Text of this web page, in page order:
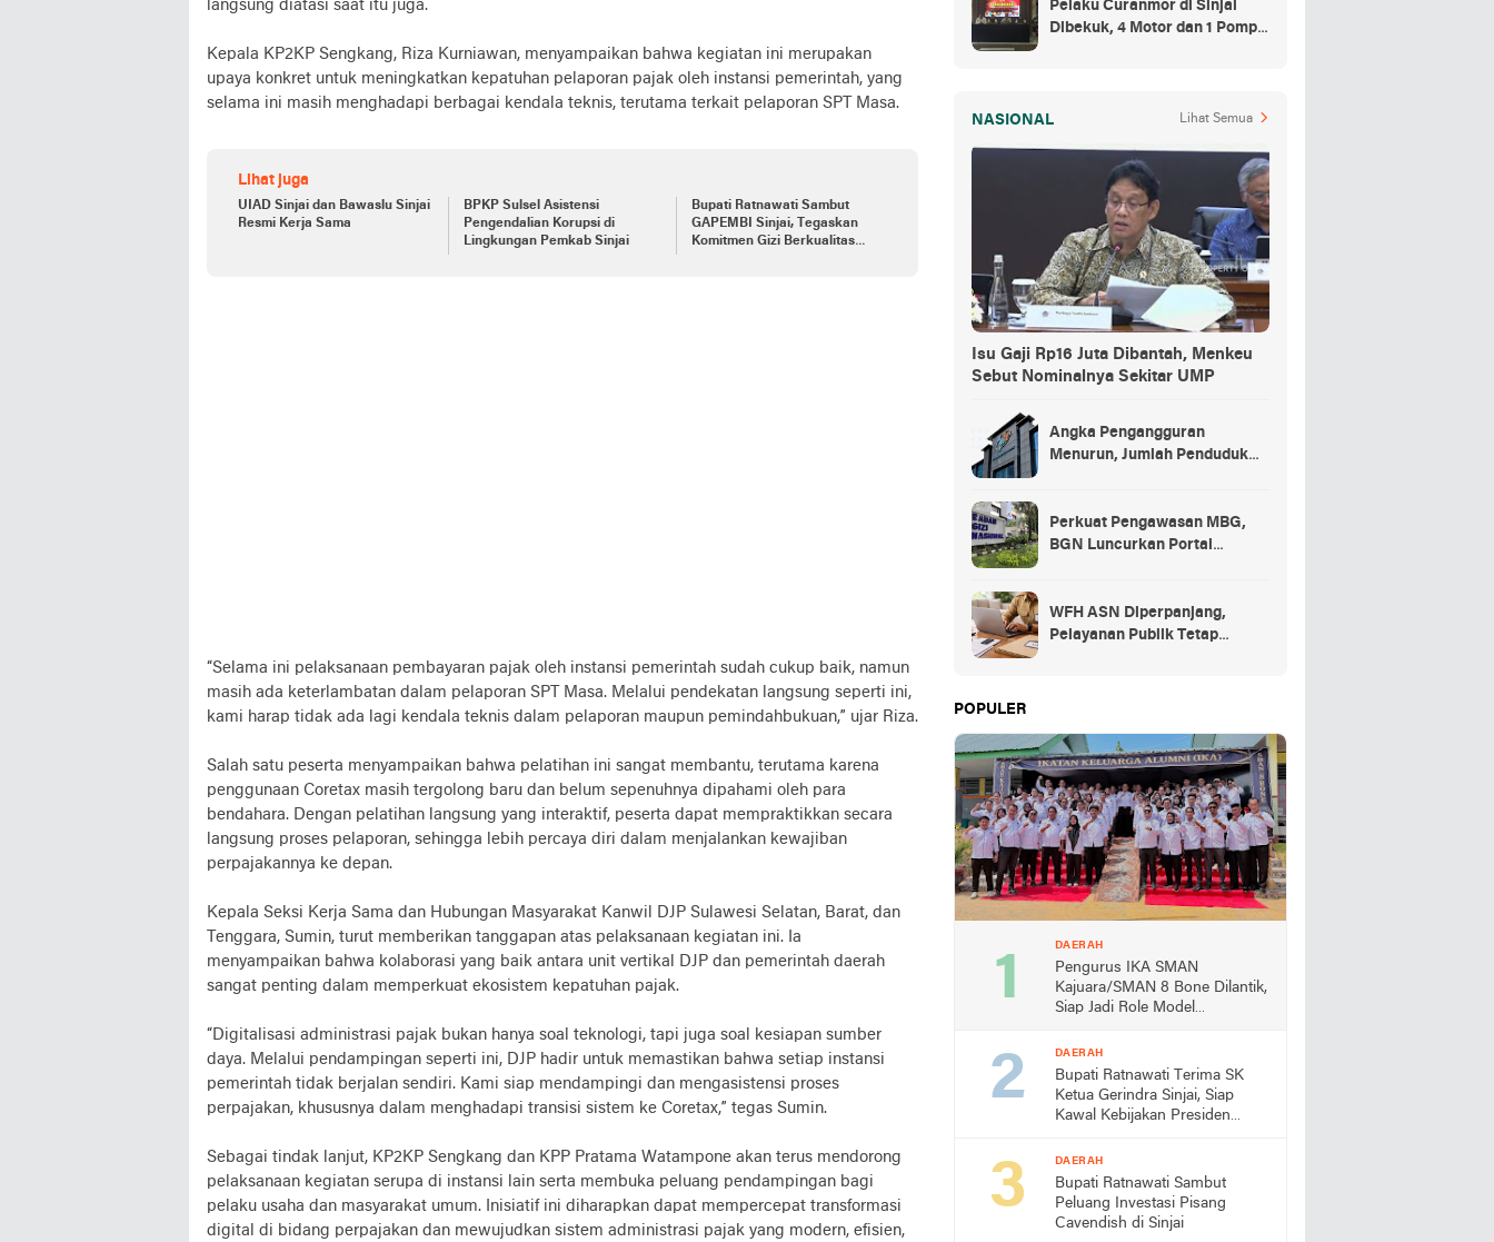
langsung diatasi saat itu juga.
Kepala KP2KP Sengkang, Riza Kurniawan, menyampaikan bahwa kegiatan ini merupakan
upaya konkret untuk meningkatkan kepatuhan pelaporan pajak oleh instansi pemerintah, yang
selama ini masih menghadapi berbagai kendala teknis, terutama terkait pelaporan SPT Masa.
Lihat juga
UIAD Sinjai dan Bawaslu Sinjai
Resmi Kerja Sama
BPKP Sulsel Asistensi
Pengendalian Korupsi di
Lingkungan Pemkab Sinjai
Bupati Ratnawati Sambut
GAPEMBI Sinjai, Tegaskan
Komitmen Gizi Berkualitas
“Selama ini pelaksanaan pembayaran pajak oleh instansi pemerintah sudah cukup baik, namun
masih ada keterlambatan dalam pelaporan SPT Masa. Melalui pendekatan langsung seperti ini,
kami harap tidak ada lagi kendala teknis dalam pelaporan maupun pemindahbukuan,” ujar Riza.
Salah satu peserta menyampaikan bahwa pelatihan ini sangat membantu, terutama karena
penggunaan Coretax masih tergolong baru dan belum sepenuhnya dipahami oleh para
bendahara. Dengan pelatihan langsung yang interaktif, peserta dapat mempraktikkan secara
langsung proses pelaporan, sehingga lebih percaya diri dalam menjalankan kewajiban
perpajakannya ke depan.
Kepala Seksi Kerja Sama dan Hubungan Masyarakat Kanwil DJP Sulawesi Selatan, Barat, dan
Tenggara, Sumin, turut memberikan tanggapan atas pelaksanaan kegiatan ini. Ia
menyampaikan bahwa kolaborasi yang baik antara unit vertikal DJP dan pemerintah daerah
sangat penting dalam memperkuat ekosistem kepatuhan pajak.
“Digitalisasi administrasi pajak bukan hanya soal teknologi, tapi juga soal kesiapan sumber
daya. Melalui pendampingan seperti ini, DJP hadir untuk memastikan bahwa setiap instansi
pemerintah tidak berjalan sendiri. Kami siap mendampingi dan mengasistensi proses
perpajakan, khususnya dalam menghadapi transisi sistem ke Coretax,” tegas Sumin.
Sebagai tindak lanjut, KP2KP Sengkang dan KPP Pratama Watampone akan terus mendorong
pelaksanaan kegiatan serupa di instansi lain serta membuka peluang pendampingan bagi
pelaku usaha dan masyarakat umum. Inisiatif ini diharapkan dapat mempercepat transformasi
digital di bidang perpajakan dan mewujudkan sistem administrasi pajak yang modern, efisien,
Pelaku Curanmor di Sinjai
Dibekuk, 4 Motor dan 1 Pompa
NASIONAL Lihat Semua
Isu Gaji Rp16 Juta Dibantah, Menkeu
Sebut Nominalnya Sekitar UMP
Angka Pengangguran
Menurun, Jumlah Penduduk
Perkuat Pengawasan MBG,
BGN Luncurkan Portal
WFH ASN Diperpanjang,
Pelayanan Publik Tetap
POPULER
DAERAH
Pengurus IKA SMAN
Kajuara/SMAN 8 Bone Dilantik,
Siap Jadi Role Model
DAERAH
Bupati Ratnawati Terima SK
Ketua Gerindra Sinjai, Siap
Kawal Kebijakan Presiden
DAERAH
Bupati Ratnawati Sambut
Peluang Investasi Pisang
Cavendish di Sinjai